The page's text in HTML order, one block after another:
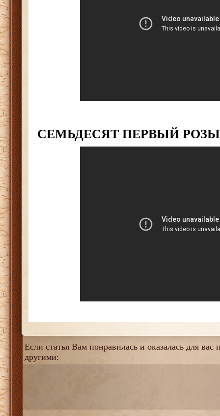
СЕМЬДЕСЯТ ПЕРВЫЙ
Если статья Вам понравилась и оказалась для вас
другими: